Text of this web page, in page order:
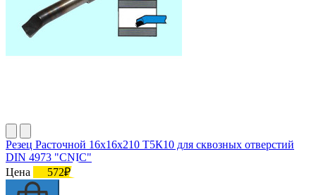
Резец Расточной 16х16х210 Т5К10 для сквозных отверстий
DIN 4973 "CNIC"
Цена
572₽